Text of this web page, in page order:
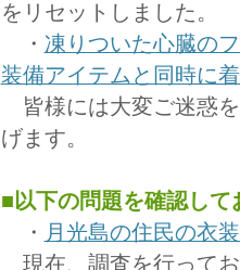
をリセットしました。
・ 凍りついた心臓の
装備アイテムと同時に
皆様には大変ご迷惑
げます。
■以下の問題を確認して
・ 月光島の住民の衣
現在、調査を行って